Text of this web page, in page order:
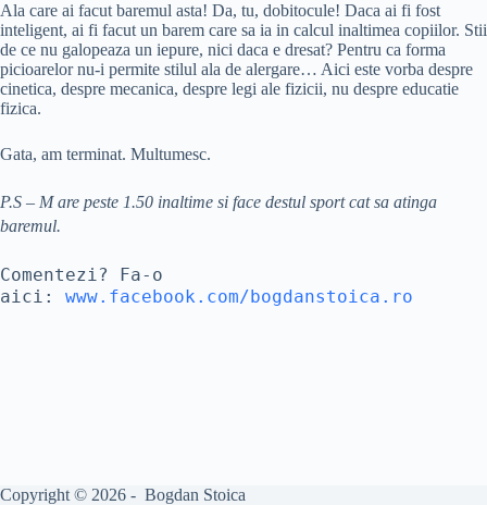
Ala care ai facut baremul asta! Da, tu, dobitocule! Daca ai fi fost
inteligent, ai fi facut un barem care sa ia in calcul inaltimea copiilor. Stii
de ce nu galopeaza un iepure, nici daca e dresat? Pentru ca forma
picioarelor nu-i permite stilul ala de alergare… Aici este vorba despre
cinetica, despre mecanica, despre legi ale fizicii, nu despre educatie
fizica.
Gata, am terminat. Multumesc.
P.S – M are peste 1.50 inaltime si face destul sport cat sa atinga
baremul.
Comentezi? Fa-o
aici: www.facebook.com/bogdanstoica.ro
Copyright © 2026 - Bogdan Stoica